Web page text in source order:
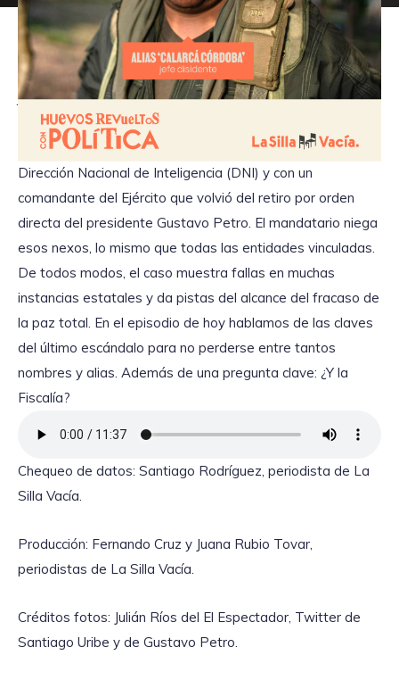
Computadores, celulares y USB incautadas a alias Calarcá,
jefe de una de las dos disidencias más grandes del país,
demostrarían que tiene nexos en altas instancias del
Estado: supuestamente con el jefe de operaciones de la
Dirección Nacional de Inteligencia (DNI) y con un
comandante del Ejército que volvió del retiro por orden
directa del presidente Gustavo Petro. El mandatario niega
esos nexos, lo mismo que todas las entidades vinculadas.
De todos modos, el caso muestra fallas en muchas
instancias estatales y da pistas del alcance del fracaso de
la paz total. En el episodio de hoy hablamos de las claves
del último escándalo para no perderse entre tantos
nombres y alias. Además de una pregunta clave: ¿Y la
Fiscalía?
Chequeo de datos: Santiago Rodríguez, periodista de La
Silla Vacía.
Producción: Fernando Cruz y Juana Rubio Tovar,
periodistas de La Silla Vacía.
Créditos fotos: Julián Ríos del El Espectador, Twitter de
Santiago Uribe y de Gustavo Petro.